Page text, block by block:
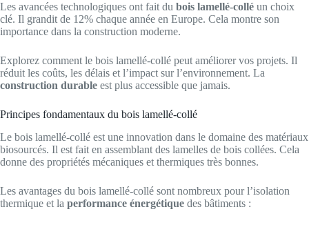
Les avancées technologiques ont fait du bois lamellé-collé un choix
clé. Il grandit de 12% chaque année en Europe. Cela montre son
importance dans la construction moderne.
Explorez comment le bois lamellé-collé peut améliorer vos projets. Il
réduit les coûts, les délais et l’impact sur l’environnement. La
construction durable est plus accessible que jamais.
Principes fondamentaux du bois lamellé-collé
Le bois lamellé-collé est une innovation dans le domaine des matériaux
biosourcés. Il est fait en assemblant des lamelles de bois collées. Cela
donne des propriétés mécaniques et thermiques très bonnes.
Les avantages du bois lamellé-collé sont nombreux pour l’isolation
thermique et la performance énergétique des bâtiments :